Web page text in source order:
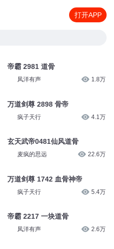
打开APP
帝霸 2981 道骨
凤洋有声 1.8万
万道剑尊 2898 骨帝
疯子天行 4.1万
玄天武帝0481仙风道骨
麦疯的思远 22.6万
万道剑尊 1742 血骨神帝
疯子天行 5.4万
帝霸 2217 一块道骨
凤洋有声 2.6万